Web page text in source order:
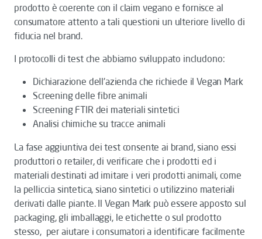
prodotto è coerente con il claim vegano e fornisce al
consumatore attento a tali questioni un ulteriore livello di
fiducia nel brand.
I protocolli di test che abbiamo sviluppato includono:
Dichiarazione dell'azienda che richiede il Vegan Mark
Screening delle fibre animali
Screening FTIR dei materiali sintetici
Analisi chimiche su tracce animali
La fase aggiuntiva dei test consente ai brand, siano essi
produttori o retailer, di verificare che i prodotti ed i
materiali destinati ad imitare i veri prodotti animali, come
la pelliccia sintetica, siano sintetici o utilizzino materiali
derivati dalle piante. Il Vegan Mark può essere apposto sul
packaging, gli imballaggi, le etichette o sul prodotto
stesso, per aiutare i consumatori a identificare facilmente